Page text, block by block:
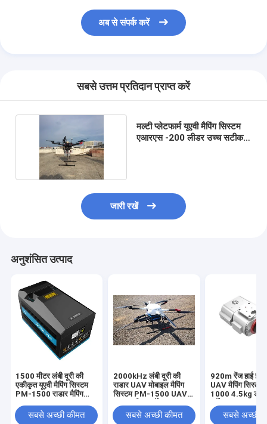
अब से संपर्क करें
सबसे उत्तम प्रतिदान प्राप्त करें
मल्टी प्लेटफार्म यूएवी मैपिंग सिस्टम
एआरएस -200 लीडर उच्च सटीकता
जारी रखें
अनुशंसित उत्पाद
1500 मीटर लंबी दूरी की
एकीकृत यूएवी मैपिंग सिस्टम
PM-1500 राडार मैपिंग
सबसे अच्छी कीमत
2000kHz लंबी दूरी की
राडार UAV मोबाइल मैपिंग
सिस्टम PM-1500 UAV
सबसे अच्छी कीमत
920m रेंज हाई
UAV मैपिंग
1000 4.5kg ड्रोन
सबसे अच्छी